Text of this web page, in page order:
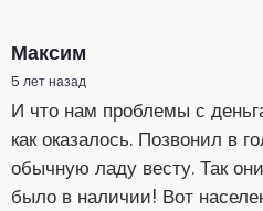
Максим
5 лет назад
И что нам проблемы с
как оказалось. Позвонил в
обычную ладу весту. Так
было в наличии! Вот